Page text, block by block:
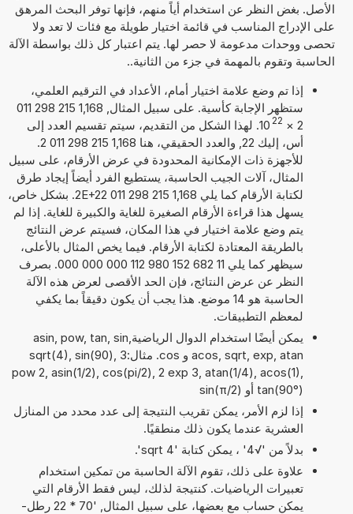
الأصل. بغض النظر عن استخدام أياً منهم، فإنها توفر البحث المرهق
على الإدراج المناسب في قائمة اختيار طويلة مع فئات لا تعد ولا
تحصى ووحدات مدعومة لا حصر لها. يتم اعتبار كل ذلك بواسطة الآلة
الحاسبة وتقوم بالمهمة في جزء من الثانية..
إذا تم وضع علامة اختيار أمام، الأعداد في الترقيم العلمي،
ستظهر الإجابة كأسية. على سبيل المثال, 1,168 215 298 011
2
×
10 22
. لهذا الشكل من التقديم، سيتم تقسيم العدد إلى
أس، إليك 22, والعدد الحقيقي، هنا 1,168 215 298 011 2.
للأجهزة ذات الإمكانية المحدودة في عرض الأرقام، على سبيل
المثال، آلات الجيب الحاسبة، يستطيع الفرد أيضاً إيجاد طرق
لكتابة الأرقام كما يلي 1,168 215 298 011 2E+22. بشكل خاص،
يسهل هذا قراءة الأرقام الصغيرة للغاية والكبيرة للغاية. إذا لم
يتم وضع علامة اختيار في هذا المكان، فسيتم عرض النتائج
بالطريقة المعتادة لكتابة الأرقام. فيما يخص المثال بالأعلى،
سيظهر كما يلي 11 682 152 980 112 000 000 000. بصرف
النظر عن عرض النتائج، فإن الحد الأقصى لعرض هذه الآلة
الحاسبة هو 14 موضع. هذا يجب أن يكون دقيقاً بما يكفي
لمعظم التطبيقات.
يمكن أيضًا استخدام الدوال الرياضيةasin, pow, tan, sin,
acos, sqrt, exp, atan و cos. مثال:sqrt(4), sin(90), 3
pow 2, asin(1/2), cos(pi/2), 2 exp 3, atan(1/4), acos(1),
tan(90°) أو sin(π/2)
إذا لزم الأمر، يمكن تقريب النتيجة إلى عدد محدد من المنازل
العشرية عندما يكون ذلك منطقيًا.
بدلاً من '√4' ، يمكن كتابة 'sqrt 4'.
علاوة على ذلك، تقوم الآلة الحاسبة من تمكين استخدام
تعبيرات الرياضيات. كنتيجة لذلك، ليس فقط الأرقام التي
يمكن حساب مع بعضها، على سبيل المثال, '70 * 22 رطل-